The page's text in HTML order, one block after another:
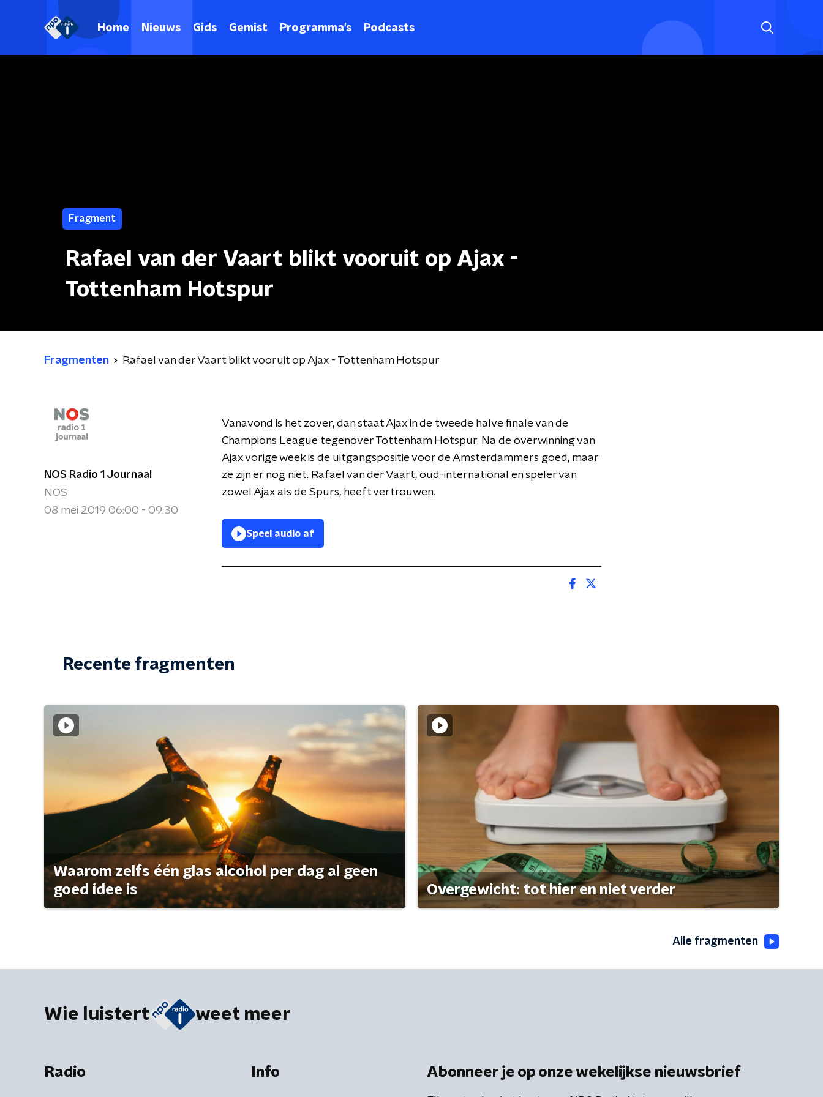
Home Nieuws Gids Gemist Programma's Podcasts
Fragment
Rafael van der Vaart blikt vooruit op Ajax -
Tottenham Hotspur
Fragmenten Rafael van der Vaart blikt vooruit op Ajax - Tottenham Hotspur
NOS Radio 1 Journaal
NOS
08 mei 2019 06:00 - 09:30
Vanavond is het zover, dan staat Ajax in de tweede halve finale van de
Champions League tegenover Tottenham Hotspur. Na de overwinning van
Ajax vorige week is de uitgangspositie voor de Amsterdammers goed, maar
ze zijn er nog niet. Rafael van der Vaart, oud-international en speler van
zowel Ajax als de Spurs, heeft vertrouwen.
Speel audio af
Recente fragmenten
Waarom zelfs één glas alcohol per dag al geen
goed idee is
Overgewicht: tot hier en niet verder
Alle fragmenten
Wie luistert weet meer
Radio Info Abonneer je op onze wekelijkse nieuwsbrief